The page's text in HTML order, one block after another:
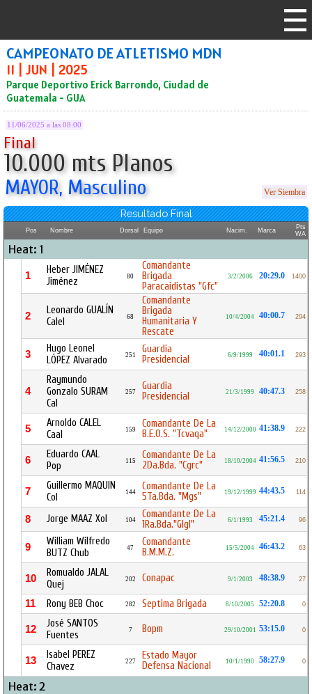
CAMPEONATO DE ATLETISMO MDN
11 | JUN | 2025
Parque Deportivo Erick Barrondo, Ciudad de
Guatemala - GUA
11/06/2025 a las 08:00
Final
10.000 mts Planos
MAYOR, Masculino Ver Siembra
Resultado Final
Pos Nombre Dorsal Equipo Nacim. Marca
Pts
WA
Heat: 1
1
Heber JIMÉNEZ
Jiménez
80
Comandante
Brigada
Paracaidistas "Gfc"
3/2/2006 20:29.0 1400
2
Leonardo GUALÍN
Calel
68
Comandante
Brigada
Humanitaria Y
Rescate
10/4/2004 40:00.7 294
3
Hugo Leonel
LÓPEZ Alvarado
251
Guardia
Presidencial
6/9/1999 40:01.1 293
4
Raymundo
Gonzalo SURAM
Cal
257
Guardia
Presidencial
21/3/1999 40:47.3 258
5
Arnoldo CALEL
Caal
159
Comandante De La
B.E.O.S. "Tcvaqa"
14/12/2000 41:38.9 222
6
Eduardo CAAL
Pop
115
Comandante De La
2Da.Bda. "Cgrc"
18/10/2004 41:56.5 210
7
Guillermo MAQUIN
Col
144
Comandante De La
5Ta.Bda. "Mgs"
19/12/1999 44:43.5 114
8 Jorge MAAZ Xol 104
Comandante De La
1Ra.Bda."Glgl"
6/1/1993 45:21.4 96
9
William Wilfredo
BUTZ Chub
47
Comandante
B.M.M.Z.
15/5/2004 46:43.2 63
10
Romualdo JALAL
Quej
202 Conapac 9/1/2003 48:38.9 27
11 Rony BEB Choc 282 Septima Brigada 8/10/2005 52:20.8 0
12
José SANTOS
Fuentes
7 Bopm 29/10/2001 53:15.0 0
13
Isabel PEREZ
Chavez
227
Estado Mayor
Defensa Nacional
10/1/1990 58:27.9 0
Heat: 2